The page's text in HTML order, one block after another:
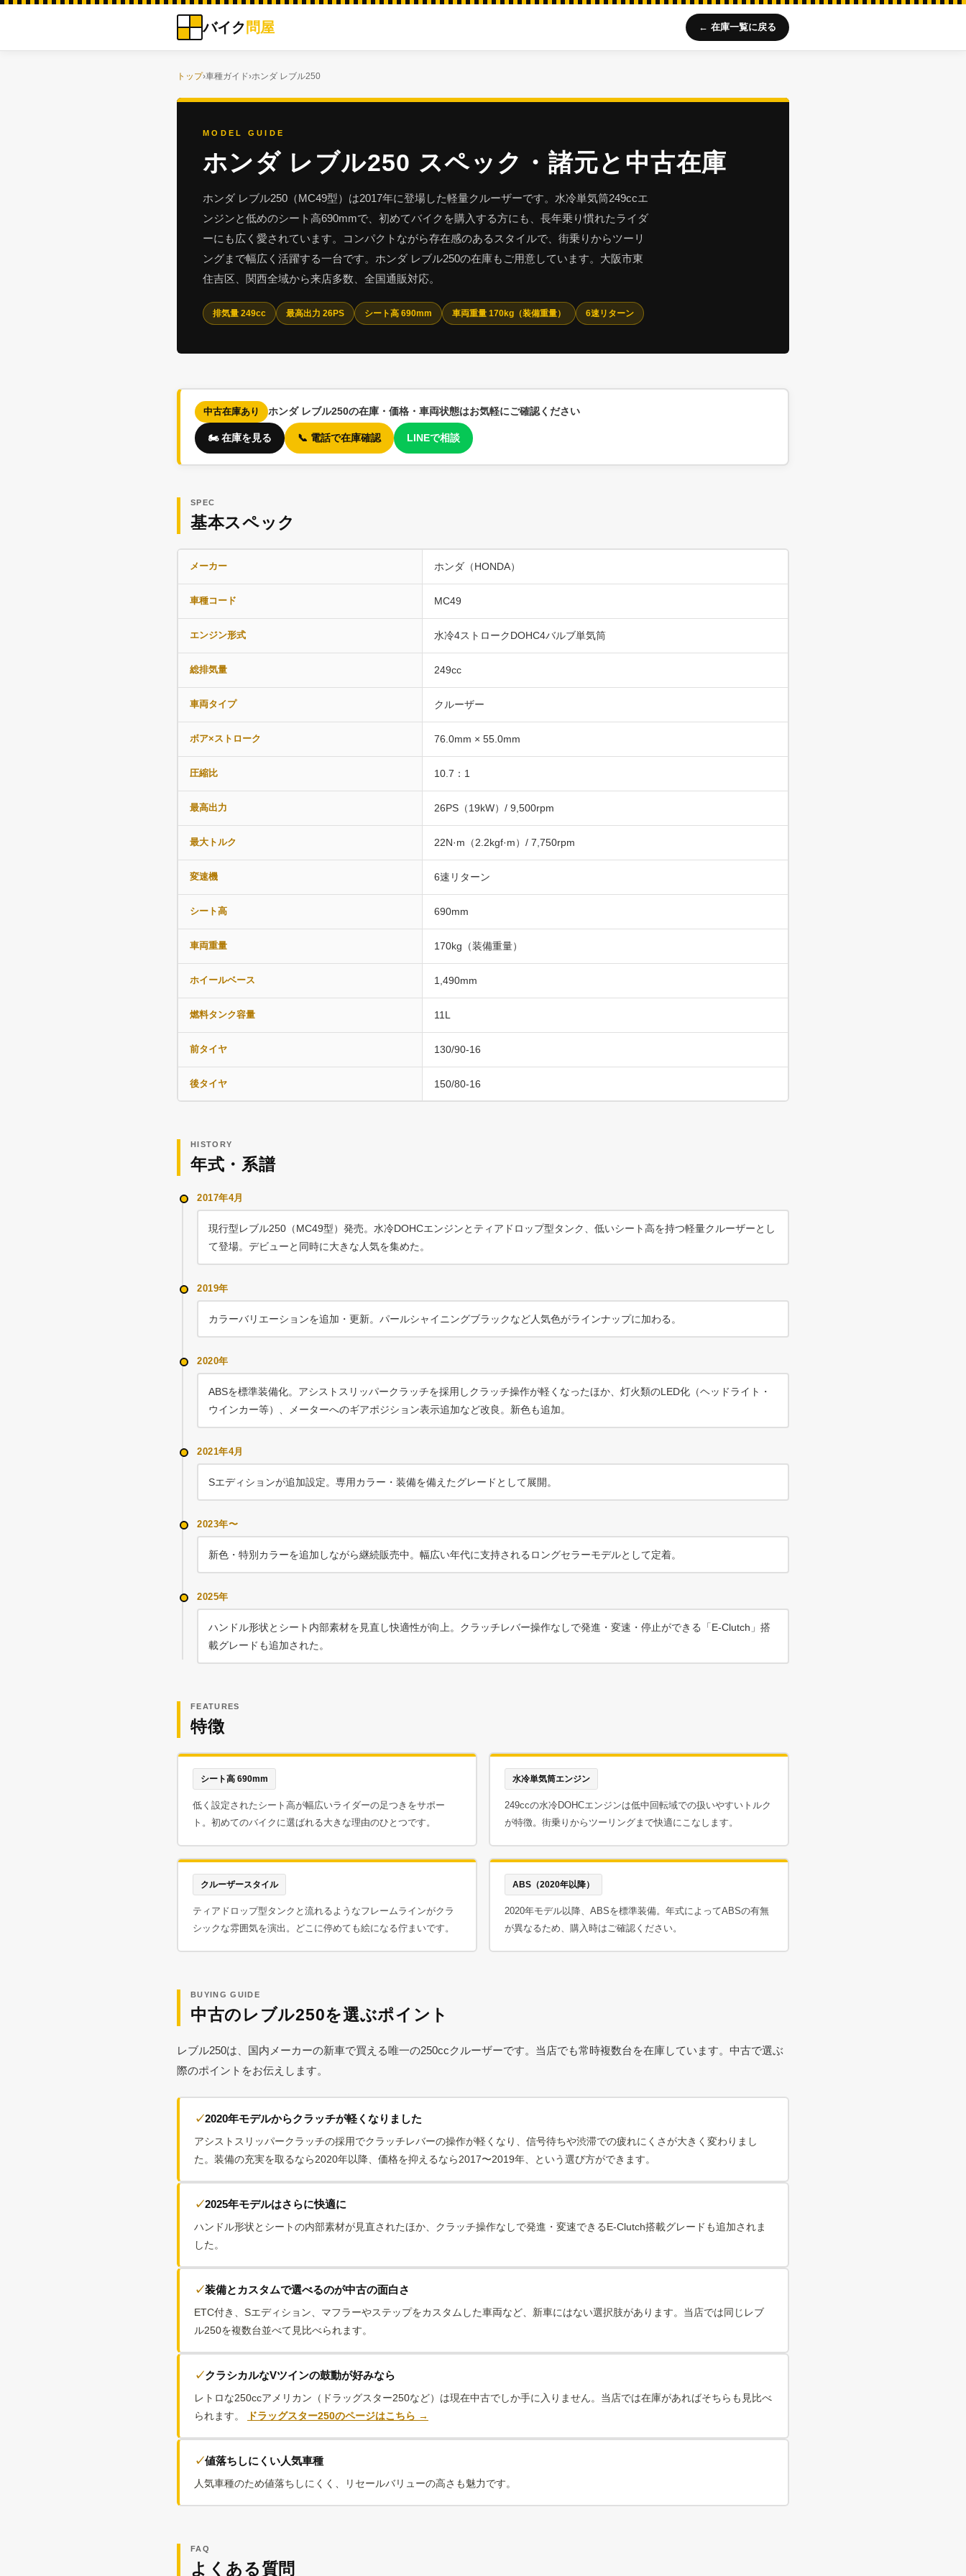
バイク 問屋 ← 在庫一覧に戻る
トップ›車種ガイド›ホンダ レブル250
MODEL GUIDE
ホンダ レブル250 スペック・諸元と中古在庫
ホンダ レブル250（MC49型）は2017年に登場した軽量クルーザーです。水冷単気筒249ccエ
ンジンと低めのシート高690mmで、初めてバイクを購入する方にも、長年乗り慣れたライダ
ーにも広く愛されています。コンパクトながら存在感のあるスタイルで、街乗りからツーリ
ングまで幅広く活躍する一台です。ホンダ レブル250の在庫もご用意しています。大阪市東
住吉区、関西全域から来店多数、全国通販対応。
排気量 249cc 最高出力 26PS シート高 690mm 車両重量 170kg（装備重量） 6速リターン
中古在庫あり ホンダ レブル250の在庫・価格・車両状態はお気軽にご確認ください
🏍️ 在庫を見る 📞 電話で在庫確認 LINEで相談
SPEC
基本スペック
メーカー ホンダ（HONDA）
車種コード MC49
エンジン形式 水冷4ストロークDOHC4バルブ単気筒
総排気量 249cc
車両タイプ クルーザー
ボア×ストローク 76.0mm × 55.0mm
圧縮比 10.7：1
最高出力 26PS（19kW）/ 9,500rpm
最大トルク 22N·m（2.2kgf·m）/ 7,750rpm
変速機 6速リターン
シート高 690mm
車両重量 170kg（装備重量）
ホイールベース 1,490mm
燃料タンク容量 11L
前タイヤ 130/90-16
後タイヤ 150/80-16
HISTORY
年式・系譜
2017年4月
現行型レブル250（MC49型）発売。水冷DOHCエンジンとティアドロップ型タンク、低いシート高を持つ軽量クルーザーとし
て登場。デビューと同時に大きな人気を集めた。
2019年
カラーバリエーションを追加・更新。パールシャイニングブラックなど人気色がラインナップに加わる。
2020年
ABSを標準装備化。アシストスリッパークラッチを採用しクラッチ操作が軽くなったほか、灯火類のLED化（ヘッドライト・
ウインカー等）、メーターへのギアポジション表示追加など改良。新色も追加。
2021年4月
Sエディションが追加設定。専用カラー・装備を備えたグレードとして展開。
2023年〜
新色・特別カラーを追加しながら継続販売中。幅広い年代に支持されるロングセラーモデルとして定着。
2025年
ハンドル形状とシート内部素材を見直し快適性が向上。クラッチレバー操作なしで発進・変速・停止ができる「E-Clutch」搭
載グレードも追加された。
FEATURES
特徴
シート高 690mm
低く設定されたシート高が幅広いライダーの足つきをサポー
ト。初めてのバイクに選ばれる大きな理由のひとつです。
水冷単気筒エンジン
249ccの水冷DOHCエンジンは低中回転域での扱いやすいトルク
が特徴。街乗りからツーリングまで快適にこなします。
クルーザースタイル
ティアドロップ型タンクと流れるようなフレームラインがクラ
シックな雰囲気を演出。どこに停めても絵になる佇まいです。
ABS（2020年以降）
2020年モデル以降、ABSを標準装備。年式によってABSの有無
が異なるため、購入時はご確認ください。
BUYING GUIDE
中古のレブル250を選ぶポイント
レブル250は、国内メーカーの新車で買える唯一の250ccクルーザーです。当店でも常時複数台を在庫しています。中古で選ぶ
際のポイントをお伝えします。
2020年モデルからクラッチが軽くなりました
アシストスリッパークラッチの採用でクラッチレバーの操作が軽くなり、信号待ちや渋滞での疲れにくさが大きく変わりまし
た。装備の充実を取るなら2020年以降、価格を抑えるなら2017〜2019年、という選び方ができます。
2025年モデルはさらに快適に
ハンドル形状とシートの内部素材が見直されたほか、クラッチ操作なしで発進・変速できるE-Clutch搭載グレードも追加されま
した。
装備とカスタムで選べるのが中古の面白さ
ETC付き、Sエディション、マフラーやステップをカスタムした車両など、新車にはない選択肢があります。当店では同じレブ
ル250を複数台並べて見比べられます。
クラシカルなVツインの鼓動が好みなら
レトロな250ccアメリカン（ドラッグスター250など）は現在中古でしか手に入りません。当店では在庫があればそちらも見比べ
られます。
ドラッグスター250のページはこちら →
値落ちしにくい人気車種
人気車種のため値落ちしにくく、リセールバリューの高さも魅力です。
FAQ
よくある質問